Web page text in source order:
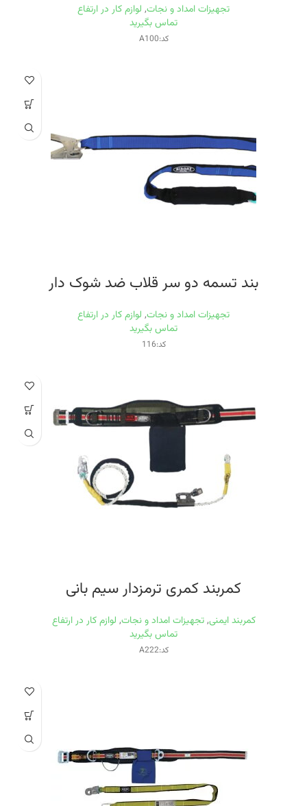
تجهیزات امداد و نجات, لوازم کار در ارتفاع
تماس بگیرید
کد:A100
بند تسمه دو سر قلاب ضد شوک دار
تجهیزات امداد و نجات, لوازم کار در ارتفاع
تماس بگیرید
کد:116
کمربند کمری ترمزدار سيم بانی
کمربند ایمنی, تجهیزات امداد و نجات, لوازم کار در ارتفاع
تماس بگیرید
کد:A222